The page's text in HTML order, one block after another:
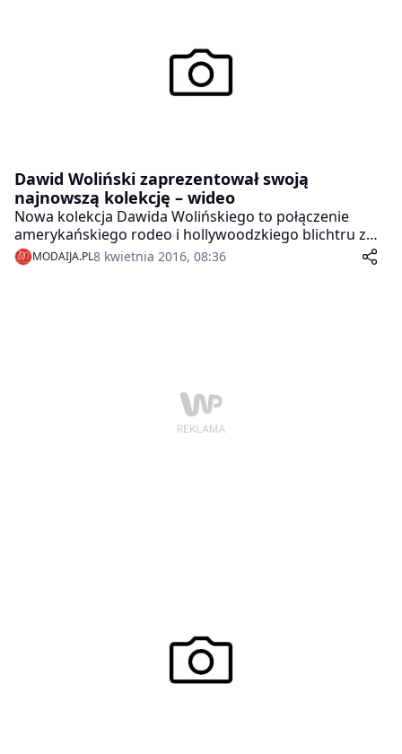
Dawid Woliński zaprezentował swoją
najnowszą kolekcję – wideo
Nowa kolekcja Dawida Wolińskiego to połączenie
amerykańskiego rodeo i hollywoodzkiego blichtru z
klimatem francuskiej pracowni malarskiej. Projekty
zrobiły ogromne wrażenie na oglądających pokaz.
MODAIJA.PL8 kwietnia 2016, 08:36